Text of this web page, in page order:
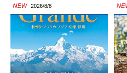
NEW 2026/8/8